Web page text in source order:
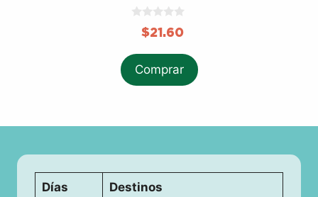
t
o
5
$21.60
Comprar
Días Destinos